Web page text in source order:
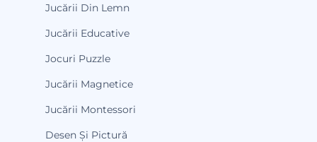
Jucării Din Lemn
Jucării Educative
Jocuri Puzzle
Jucării Magnetice
Jucării Montessori
Desen Și Pictură